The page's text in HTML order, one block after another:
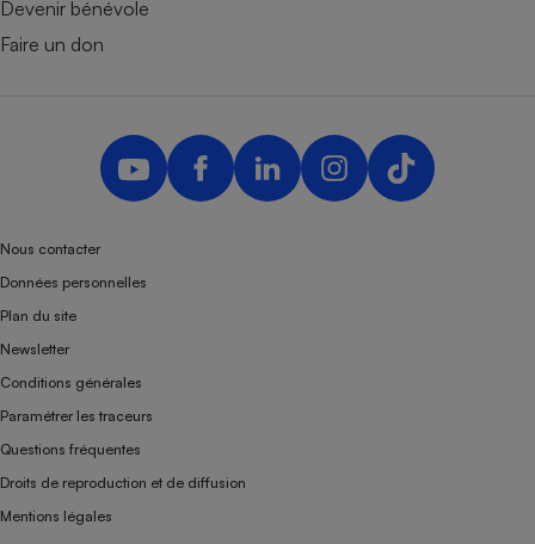
Devenir bénévole
Faire un don
Nous contacter
Données personnelles
Plan du site
Newsletter
Conditions générales
Paramétrer les traceurs
Questions fréquentes
Droits de reproduction et de diffusion
Mentions légales